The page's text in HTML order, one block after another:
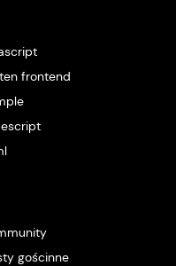
frontend
gościnne